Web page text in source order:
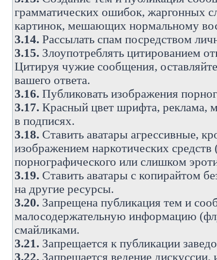
грамматических ошибок, жаргонных
картинок, мешающих нормальному
3.14. Рассылать спам посредством
3.15. Злоупотреблять цитированием
Цитируя чужие сообщения,
вашего ответа.
3.16. Публиковать изображения
3.17. Красный цвет шрифта, реклама,
в подписях.
3.18. Ставить аватары агрессивные,
изображением наркотических
порнографического или слишком
3.19. Ставить аватары с копирайтом
на другие ресурсы.
3.20. Запрещена публикация тем и
малосодержательную информацию
смайликами.
3.21. Запрещается к публикации
3.22. Запрещается ведение